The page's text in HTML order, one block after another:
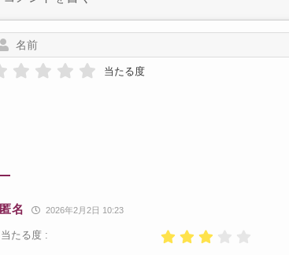
当たる度
匿名 2026年2月2日 10:23
当たる度 :